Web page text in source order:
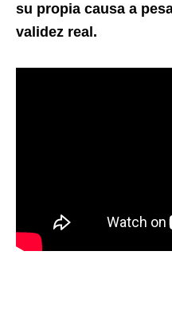
su propia causa a
validez real.